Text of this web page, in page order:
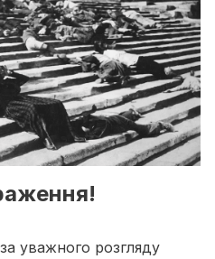
уважного розгляду